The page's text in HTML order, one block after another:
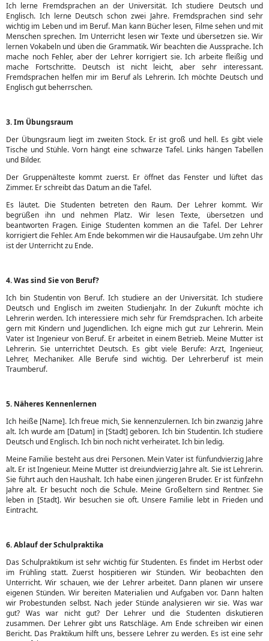
Ich lerne Fremdsprachen an der Universität. Ich studiere Deutsch und
Englisch. Ich lerne Deutsch schon zwei Jahre. Fremdsprachen sind sehr
wichtig im Leben und im Beruf. Man kann Bücher lesen, Filme sehen und mit
Menschen sprechen. Im Unterricht lesen wir Texte und übersetzen sie. Wir
lernen Vokabeln und üben die Grammatik. Wir beachten die Aussprache. Ich
mache noch Fehler, aber der Lehrer korrigiert sie. Ich arbeite fleißig und
mache Fortschritte. Deutsch ist nicht leicht, aber sehr interessant.
Fremdsprachen helfen mir im Beruf als Lehrerin. Ich möchte Deutsch und
Englisch gut beherrschen.
3. Im Übungsraum
Der Übungsraum liegt im zweiten Stock. Er ist groß und hell. Es gibt viele
Tische und Stühle. Vorn hängt eine schwarze Tafel. Links hängen Tabellen
und Bilder.
Der Gruppenälteste kommt zuerst. Er öffnet das Fenster und lüftet das
Zimmer. Er schreibt das Datum an die Tafel.
Es läutet. Die Studenten betreten den Raum. Der Lehrer kommt. Wir
begrüßen ihn und nehmen Platz. Wir lesen Texte, übersetzen und
beantworten Fragen. Einige Studenten kommen an die Tafel. Der Lehrer
korrigiert die Fehler. Am Ende bekommen wir die Hausaufgabe. Um zehn Uhr
ist der Unterricht zu Ende.
4. Was sind Sie von Beruf?
Ich bin Studentin von Beruf. Ich studiere an der Universität. Ich studiere
Deutsch und Englisch im zweiten Studienjahr. In der Zukunft möchte ich
Lehrerin werden. Ich interessiere mich sehr für Fremdsprachen. Ich arbeite
gern mit Kindern und Jugendlichen. Ich eigne mich gut zur Lehrerin. Mein
Vater ist Ingenieur von Beruf. Er arbeitet in einem Betrieb. Meine Mutter ist
Lehrerin. Sie unterrichtet Deutsch. Es gibt viele Berufe: Arzt, Ingenieur,
Lehrer, Mechaniker. Alle Berufe sind wichtig. Der Lehrerberuf ist mein
Traumberuf.
5. Näheres Kennenlernen
Ich heiße [Name]. Ich freue mich, Sie kennenzulernen. Ich bin zwanzig Jahre
alt. Ich wurde am [Datum] in [Stadt] geboren. Ich bin Studentin. Ich studiere
Deutsch und Englisch. Ich bin noch nicht verheiratet. Ich bin ledig.
Meine Familie besteht aus drei Personen. Mein Vater ist fünfundvierzig Jahre
alt. Er ist Ingenieur. Meine Mutter ist dreiundvierzig Jahre alt. Sie ist Lehrerin.
Sie führt auch den Haushalt. Ich habe einen jüngeren Bruder. Er ist fünfzehn
Jahre alt. Er besucht noch die Schule. Meine Großeltern sind Rentner. Sie
leben in [Stadt]. Wir besuchen sie oft. Unsere Familie lebt in Frieden und
Eintracht.
6. Ablauf der Schulpraktika
Das Schulpraktikum ist sehr wichtig für Studenten. Es findet im Herbst oder
im Frühling statt. Zuerst hospitieren wir Stünden. Wir beobachten den
Unterricht. Wir schauen, wie der Lehrer arbeitet. Dann planen wir unsere
eigenen Stünden. Wir bereiten Materialien und Aufgaben vor. Dann halten
wir Probestunden selbst. Nach jeder Stünde analysieren wir sie. Was war
gut? Was war nicht gut? Der Lehrer und die Studenten diskutieren
zusammen. Der Lehrer gibt uns Ratschläge. Am Ende schreiben wir einen
Bericht. Das Praktikum hilft uns, bessere Lehrer zu werden. Es ist eine sehr